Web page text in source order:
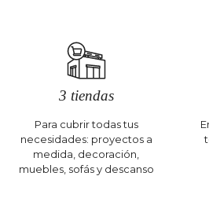
3 tiendas
Para cubrir todas tus
necesidades: proyectos a
medida, decoración,
muebles, sofás y descanso